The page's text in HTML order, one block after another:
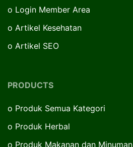
o Login Member Area
o Artikel Kesehatan
o Artikel SEO
PRODUCTS
o Produk Semua Kategori
o Produk Herbal
o Produk Makanan dan Minuman